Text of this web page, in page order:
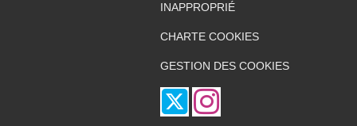
INAPPROPRIÉ
CHARTE COOKIES
GESTION DES COOKIES